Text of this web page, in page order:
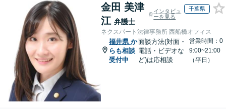
金田 美津
江 弁護士
インタビュ
ーを見る
千葉県
ネクスパート法律事務所 西船橋オフィス
福井県 か
らも相談
受付中
面談方法(対面・
電話・ビデオな
ど)は応相談
営業時間：0
9:00~21:00
（平日）